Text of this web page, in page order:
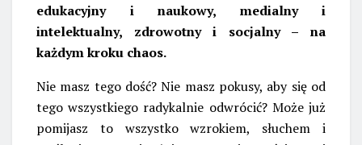
edukacyjny i naukowy, medialny i
intelektualny, zdrowotny i socjalny – na
każdym kroku chaos.
Nie masz tego dość? Nie masz pokusy, aby się od
tego wszystkiego radykalnie odwrócić? Może już
pomijasz to wszystko wzrokiem, słuchem i